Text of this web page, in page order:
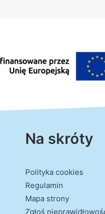
Na skróty
Polityka cookies
Regulamin
Mapa strony
Zgłoś